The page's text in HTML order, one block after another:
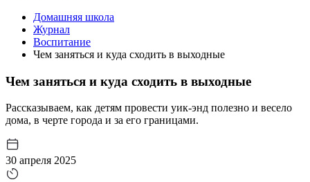
Домашняя школа
Журнал
Воспитание
Чем заняться и куда сходить в выходные
Чем заняться и куда сходить в выходные
Рассказываем, как детям провести уик-энд полезно и весело
дома, в черте города и за его границами.
30 апреля 2025